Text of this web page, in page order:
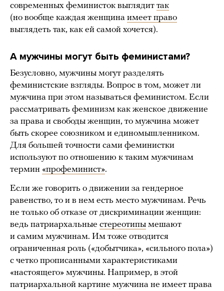
современных феминисток выглядит так
(но вообще каждая женщина имеет право
выглядеть так, как ей самой хочется).
А мужчины могут быть феминистами?
Безусловно, мужчины могут разделять
феминистские взгляды. Вопрос в том, может ли
мужчина при этом называться феминистом. Если
рассматривать феминизм как женское движение
за права и свободы женщин, то мужчина может
быть скорее союзником и единомышленником.
Для большей точности сами феминистки
используют по отношению к таким мужчинам
термин «профеминист».
Если же говорить о движении за гендерное
равенство, то и в нем есть место мужчинам. Речь
не только об отказе от дискриминации женщин:
ведь патриархальные стереотипы мешают
и самим мужчинам. Им тоже отводится
ограниченная роль («добытчика», «сильного пола»)
с четко прописанными характеристиками
«настоящего» мужчины. Например, в этой
патриархальной картине мужчина не имеет права